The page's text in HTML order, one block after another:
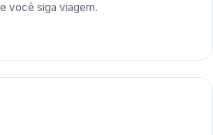
você siga viagem.